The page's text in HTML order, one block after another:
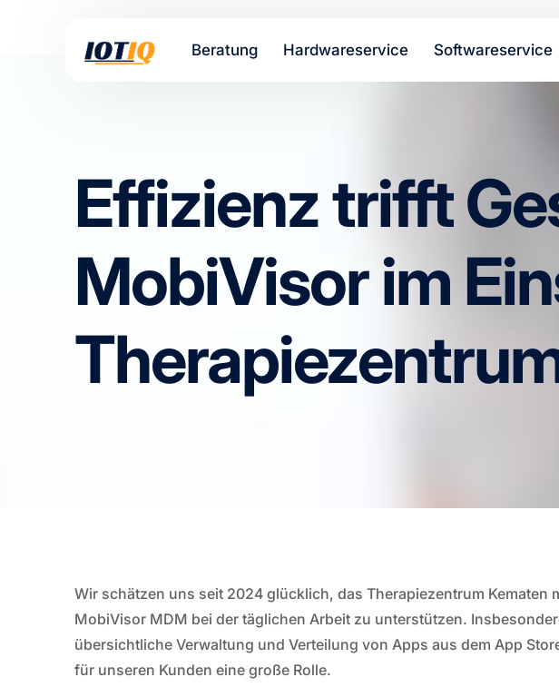
Beratung Hardwareservice Softwareservice
Effizienz trifft
MobiVisor im
Wir schätzen uns seit 2024 glücklich, das Therapiezentrum Kematen
MobiVisor MDM bei der täglichen Arbeit zu unterstützen.
übersichtliche Verwaltung und Verteilung von Apps aus dem App
für unseren Kunden eine große Rolle.